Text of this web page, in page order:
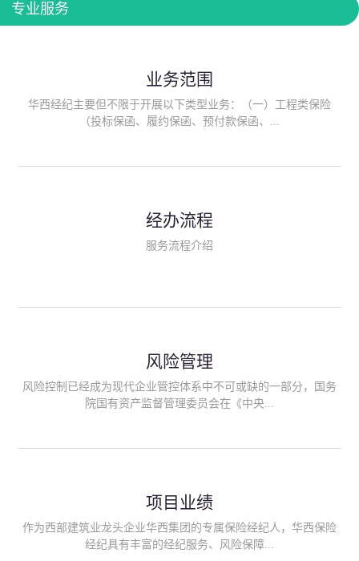
专业服务
业务范围
华西经纪主要但不限于开展以下类型业务：（一）工程类保险
（投标保函、履约保函、预付款保函、...
险、政府公共安全责任保险/自然灾害公众责任保险、精神病监护
人责任险、首台套/首版次保险、科技保险等）；（三）传统财产
险产品；（六）保险招投标业务。随着业务的开展，华西经纪会
供专业、优质的保险经纪服务。
经办流程
服务流程介绍
风险管理
风险控制已经成为现代企业管控体系中不可或缺的一部分，国务
院国有资产监督管理委员会在《中央...
能够为客户降低风险管理成本，提高经营效率；能够为企业提供
从风险评估、风险分析、风险防范、风险转移到灾后防损、索赔
等全方位、全过程、专家式的服务，拓展和深化由保险公司提供
项目业绩
作为西部建筑业龙头企业华西集团的专属保险经纪人，华西保险
经纪具有丰富的经纪服务、风险保障...